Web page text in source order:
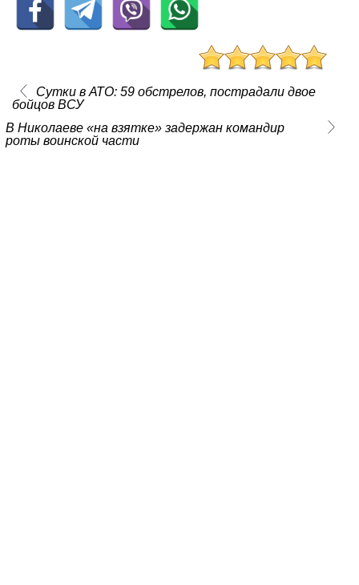
Сутки в АТО: 59 обстрелов, пострадали двое
бойцов ВСУ
В Николаеве «на взятке» задержан командир
роты воинской части